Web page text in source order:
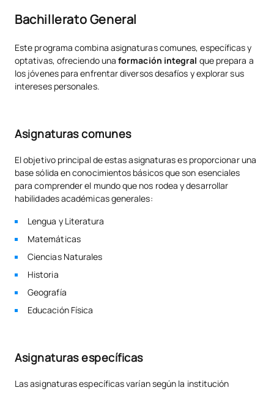
Bachillerato General
Este programa combina asignaturas comunes, específicas y
optativas, ofreciendo unaformación integral que prepara a
los jóvenes para enfrentar diversos desafíos y explorar sus
intereses personales.
Asignaturas comunes
El objetivo principal de estas asignaturas es proporcionar una
base sólida en conocimientos básicos que son esenciales
para comprender el mundo que nos rodea y desarrollar
habilidades académicas generales:
Lengua y Literatura
Matemáticas
Ciencias Naturales
Historia
Geografía
Educación Física
Asignaturas específicas
Las asignaturas específicas varían según la institución